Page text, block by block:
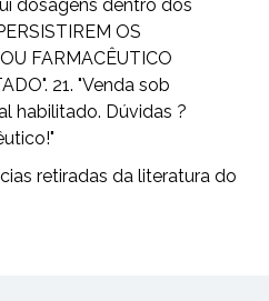
dosagens dentro dos
OS
FARMACÊUTICO
21. "Venda sob
habilitado. Dúvidas ?
retiradas da literatura do